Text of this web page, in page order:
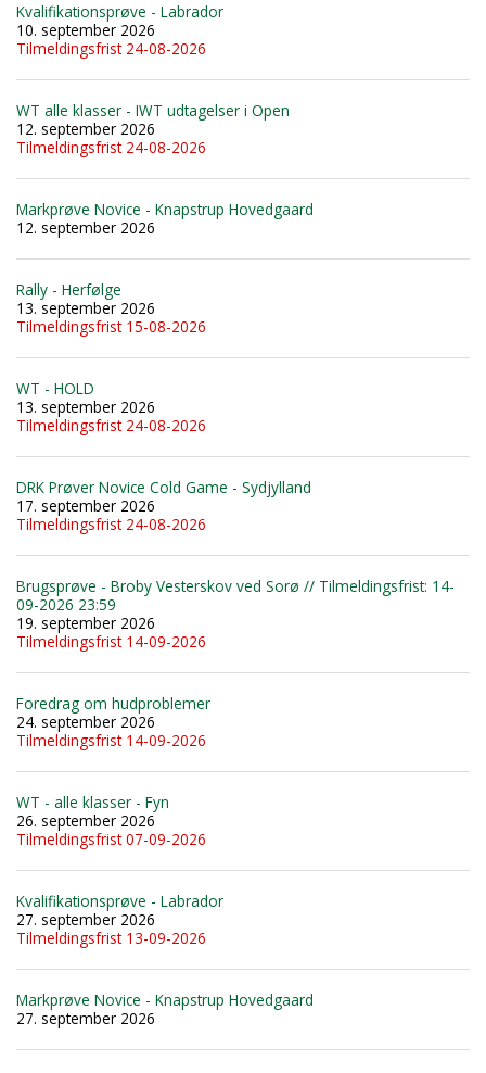
Kvalifikationsprøve - Labrador
10. september 2026
Tilmeldingsfrist 24-08-2026
WT alle klasser - IWT udtagelser i Open
12. september 2026
Tilmeldingsfrist 24-08-2026
Markprøve Novice - Knapstrup Hovedgaard
12. september 2026
Rally - Herfølge
13. september 2026
Tilmeldingsfrist 15-08-2026
WT - HOLD
13. september 2026
Tilmeldingsfrist 24-08-2026
DRK Prøver Novice Cold Game - Sydjylland
17. september 2026
Tilmeldingsfrist 24-08-2026
Brugsprøve - Broby Vesterskov ved Sorø // Tilmeldingsfrist: 14-
09-2026 23:59
19. september 2026
Tilmeldingsfrist 14-09-2026
Foredrag om hudproblemer
24. september 2026
Tilmeldingsfrist 14-09-2026
WT - alle klasser - Fyn
26. september 2026
Tilmeldingsfrist 07-09-2026
Kvalifikationsprøve - Labrador
27. september 2026
Tilmeldingsfrist 13-09-2026
Markprøve Novice - Knapstrup Hovedgaard
27. september 2026